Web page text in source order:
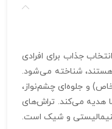
جذاب برای افرادی
شناخته می‌شود.
و جلوه‌ای چشم‌نواز،
هدیه می‌کند. تراش‌های
و شیک است.